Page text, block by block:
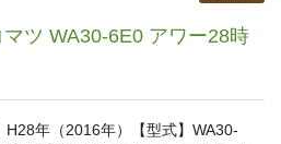
マツ WA30-6E0 アワー28時
H28年（2016年）【型式】WA30-